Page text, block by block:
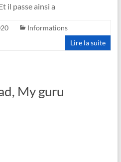
il passe ainsi a
Informations
Lire la suite
My guru